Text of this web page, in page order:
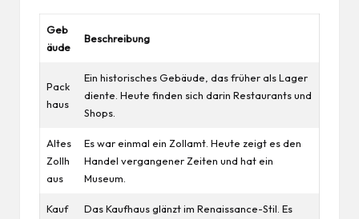
Geb
äude
Beschreibung
Pack
haus
Ein historisches Gebäude, das früher als Lager
diente. Heute finden sich darin Restaurants und
Shops.
Altes
Zollh
aus
Es war einmal ein Zollamt. Heute zeigt es den
Handel vergangener Zeiten und hat ein
Museum.
Kauf
Das Kaufhaus glänzt im Renaissance-Stil. Es